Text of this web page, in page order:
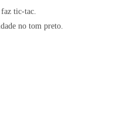
tic-tac.
no tom preto.